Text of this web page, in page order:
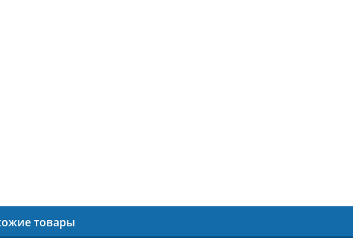
товары